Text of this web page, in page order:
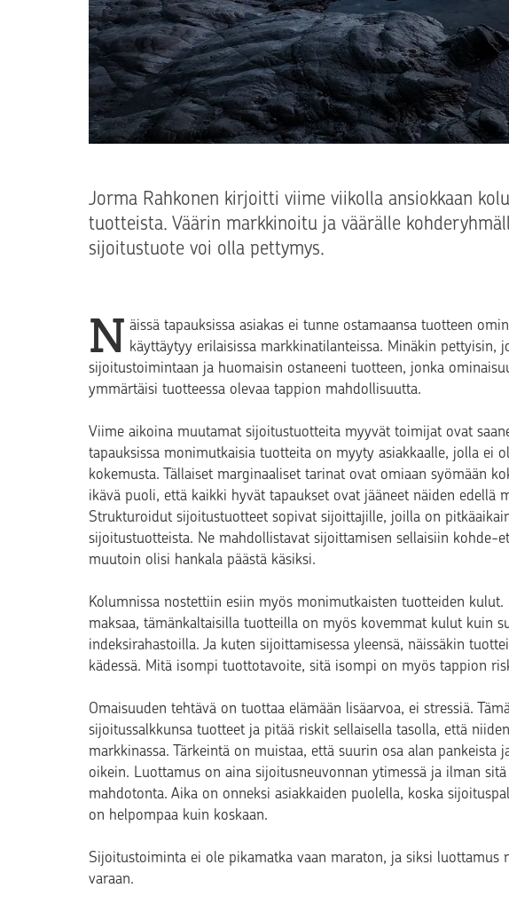
Jorma Rahkonen kirjoitti viime viikolla ansiokkaan
tuotteista. Väärin markkinoitu ja väärälle
sijoitustuote voi olla pettymys.
N äissä tapauksissa asiakas ei tunne ostamaansa tuotteen
käyttäytyy erilaisissa markkinatilanteissa. Minäkin pettyisin,
sijoitustoimintaan ja huomaisin ostaneeni tuotteen, jonka
ymmärtäisi tuotteessa olevaa tappion mahdollisuutta.
Viime aikoina muutamat sijoitustuotteita myyvät toimijat ovat
tapauksissa monimutkaisia tuotteita on myyty asiakkaalle, jolla ei
kokemusta. Tällaiset marginaaliset tarinat ovat omiaan syömään
ikävä puoli, että kaikki hyvät tapaukset ovat jääneet näiden edellä
Strukturoidut sijoitustuotteet sopivat sijoittajille, joilla on
sijoitustuotteista. Ne mahdollistavat sijoittamisen sellaisiin kohde-
muutoin olisi hankala päästä käsiksi.
Kolumnissa nostettiin esiin myös monimutkaisten tuotteiden
maksaa, tämänkaltaisilla tuotteilla on myös kovemmat kulut kuin
indeksirahastoilla. Ja kuten sijoittamisessa yleensä, näissäkin
kädessä. Mitä isompi tuottotavoite, sitä isompi on myös tappion
Omaisuuden tehtävä on tuottaa elämään lisäarvoa, ei stressiä.
sijoitussalkkunsa tuotteet ja pitää riskit sellaisella tasolla, että
markkinassa. Tärkeintä on muistaa, että suurin osa alan pankeista
oikein. Luottamus on aina sijoitusneuvonnan ytimessä ja ilman
mahdotonta. Aika on onneksi asiakkaiden puolella, koska
on helpompaa kuin koskaan.
Sijoitustoiminta ei ole pikamatka vaan maraton, ja siksi luottamus
varaan.